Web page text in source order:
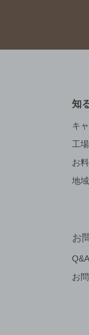
知
キ
工
お
地
お
Q&A
お